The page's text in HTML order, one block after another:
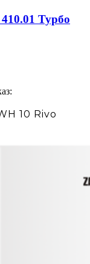
Турбо
10 Rivo